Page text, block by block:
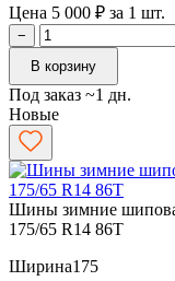
Цена 5 000 ₽ за 1 шт.
−
В корзину
Под заказ ~1 дн.
Новые
Шины зимние
175/65 R14 86T
Ширина175